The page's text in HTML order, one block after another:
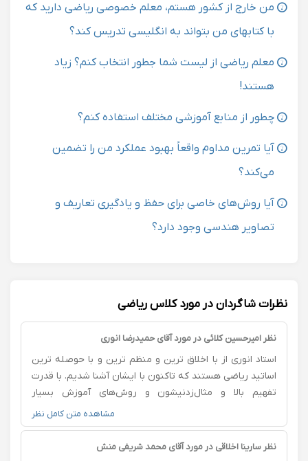
من خارج از کشور هستم، معلم خصوصی ریاضی دارید که
با کتابهای من بتواند به انگلیسی تدریس کند؟
معلم ریاضی از لیست شما جطور انتخاب کنم؟ زیاد
هستند!
چطور از منابع آموزشی مختلف استفاده کنم؟
آیا تمرین مداوم واقعاً بهبود عملکرد من را تضمین
می‌کند؟
آیا روش‌های خاصی برای حفظ و یادگیری تعاریف و
تصاویر هندسی وجود دارد؟
نظرات شاگردان در مورد کلاس ریاضی
نظر امیرحسین کلائی در مورد آقای حمیدرضا انوری
استاد انوری از با اخلاق ترین و منظم ترین و با حوصله ترین
اساتید ریاضی هستند که تاکنون با ایشان آشنا شدیم. با قدرت
تفهیم بالا و مثال‌زدنیشون و روش‌های آموزش بسیار
خوبشون، به پسر و دخترم در این سه سال نهم، دهم و
یازدهم کمک زیادی کردند تا پایه‌ی ریاضی‌شون خیلی تقویت
بشه و در آزمون ورودی سلام نقش ایشون برای قبولی واقعا
مشاهده متن کامل نظر
نظر سارینا اخلاقی در مورد آقای محمد شریفی منش